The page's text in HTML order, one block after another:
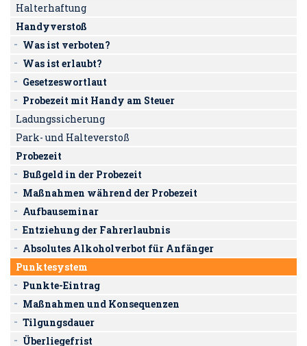
Halterhaftung
Handyverstoß
Was ist verboten?
Was ist erlaubt?
Gesetzeswortlaut
Probezeit mit Handy am Steuer
Ladungssicherung
Park- und Halteverstoß
Probezeit
Bußgeld in der Probezeit
Maßnahmen während der Probezeit
Aufbauseminar
Entziehung der Fahrerlaubnis
Absolutes Alkoholverbot für Anfänger
Punktesystem
Punkte-Eintrag
Maßnahmen und Konsequenzen
Tilgungsdauer
Überliegefrist